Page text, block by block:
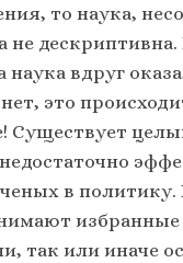
то наука,
не дескриптивна.
наука вдруг
это
Существует
в
избранные
так или иначе